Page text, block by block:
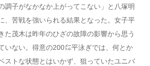
調子がなかなか上がってこない」と八塚明
、苦戦を強いられる結果となった。女子平
た茂木は昨年のひざの故障の影響から思う
いない。得意の200㍍平泳ぎでは、何とか
ストな状態とはいかず、狙っていたユニバ